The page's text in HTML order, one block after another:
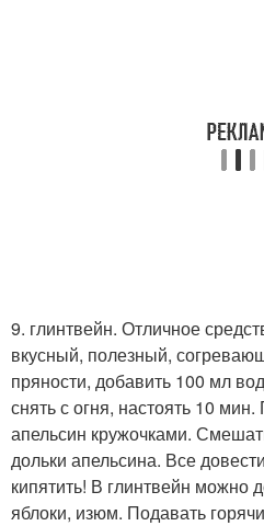
9. глинтвейн. Отличное
вкусный, полезный,
пряности, добавить 100 мл
снять с огня, настоять 10
апельсин кружочками.
дольки апельсина. Все
кипятить! В глинтвейн можно
яблоки, изюм. Подавать